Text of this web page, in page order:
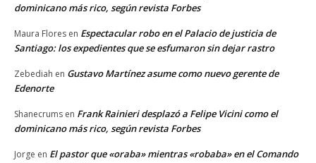
dominicano más rico, según revista Forbes
Maura Flores en Espectacular robo en el Palacio de justicia de
Santiago: los expedientes que se esfumaron sin dejar rastro
Zebediah en Gustavo Martínez asume como nuevo gerente de
Edenorte
Shanecrums en Frank Rainieri desplazó a Felipe Vicini como el
dominicano más rico, según revista Forbes
Jorge en El pastor que «oraba» mientras «robaba» en el Comando